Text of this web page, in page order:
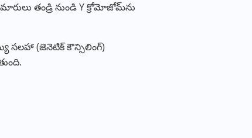
తండ్రి నుండి Y క్రోమోజోమ్‌ను
సలహా (జెనెటిక్ కౌన్సిలింగ్)